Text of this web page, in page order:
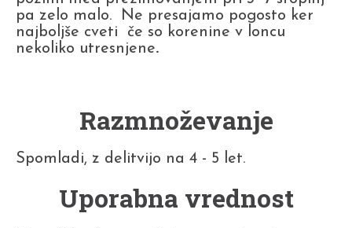
pa zelo malo. Ne presajamo pogosto ker
najboljše cveti če so korenine v loncu
nekoliko utresnjene.
Razmnoževanje
Spomladi, z delitvijo na 4 - 5 let.
Uporabna vrednost